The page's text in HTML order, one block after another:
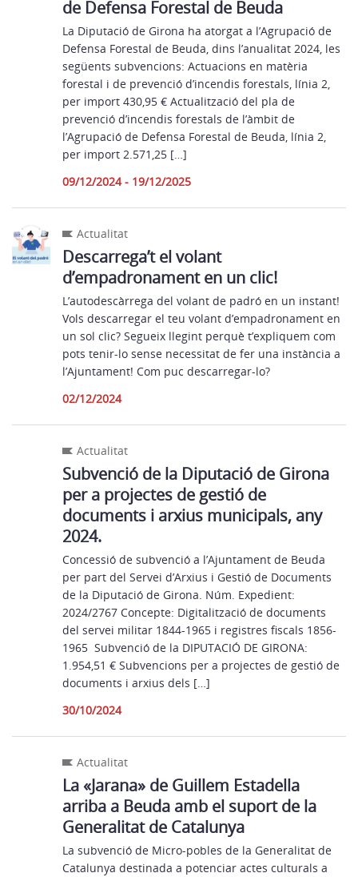
de Defensa Forestal de Beuda
La Diputació de Girona ha atorgat a l’Agrupació de
Defensa Forestal de Beuda, dins l’anualitat 2024, les
següents subvencions: Actuacions en matèria
forestal i de prevenció d’incendis forestals, línia 2,
per import 430,95 € Actualització del pla de
prevenció d’incendis forestals de l’àmbit de
l’Agrupació de Defensa Forestal de Beuda, línia 2,
per import 2.571,25 […]
09/12/2024 - 19/12/2025
Actualitat
Descarrega’t el volant
d’empadronament en un clic!
L’autodescàrrega del volant de padró en un instant!
Vols descarregar el teu volant d’empadronament en
un sol clic? Segueix llegint perquè t’expliquem com
pots tenir-lo sense necessitat de fer una instància a
l’Ajuntament! Com puc descarregar-lo?
02/12/2024
Actualitat
Subvenció de la Diputació de Girona
per a projectes de gestió de
documents i arxius municipals, any
2024.
Concessió de subvenció a l’Ajuntament de Beuda
per part del Servei d’Arxius i Gestió de Documents
de la Diputació de Girona. Núm. Expedient:
2024/2767 Concepte: Digitalització de documents
del servei militar 1844-1965 i registres fiscals 1856-
1965 Subvenció de la DIPUTACIÓ DE GIRONA:
1.954,51 € Subvencions per a projectes de gestió de
documents i arxius dels […]
30/10/2024
Actualitat
La «Jarana» de Guillem Estadella
arriba a Beuda amb el suport de la
Generalitat de Catalunya
La subvenció de Micro-pobles de la Generalitat de
Catalunya destinada a potenciar actes culturals a